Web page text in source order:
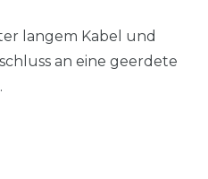
langem Kabel und
an eine geerdete